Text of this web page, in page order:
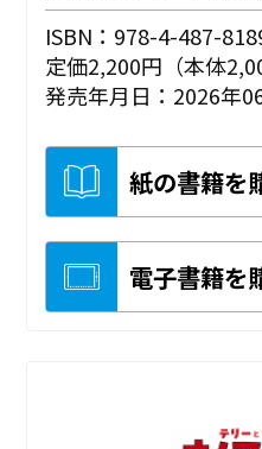
ISBN：978-4-487-
定価2,200円（本体
発売年月日：2026年
紙の書籍を
電子書籍を